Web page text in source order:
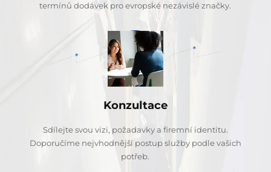
termínů dodávek pro evropské nezávislé značky.
Konzultace
Sdílejte svou vizi, požadavky a firemní identitu.
Doporučíme nejvhodnější postup služby podle vašich
potřeb.